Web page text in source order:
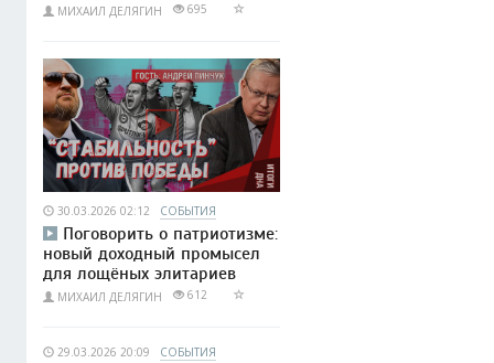
МИХАИЛ ДЕЛЯГИН 695
30.03.2026 02:12 СОБЫТИЯ
Поговорить о патриотизме:
новый доходный промысел
для лощёных элитариев
МИХАИЛ ДЕЛЯГИН 612
29.03.2026 20:09 СОБЫТИЯ